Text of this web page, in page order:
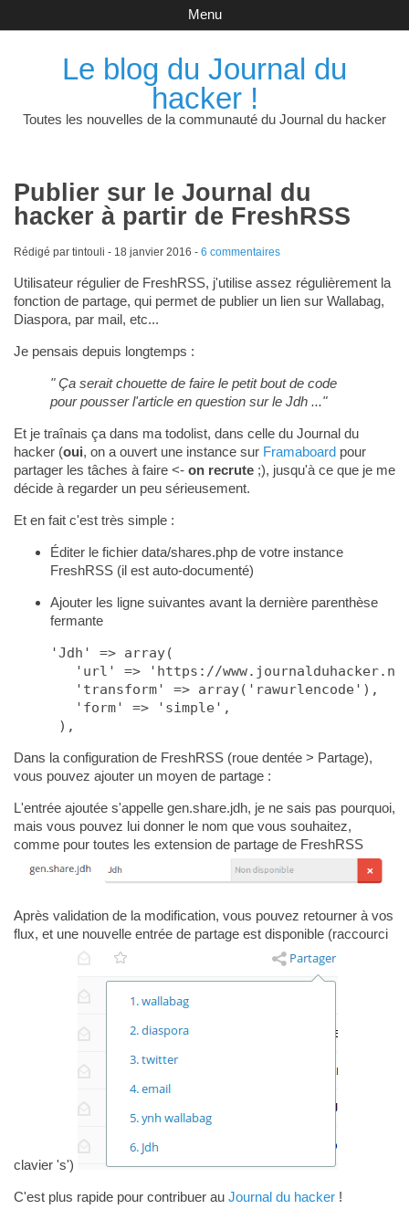
Le blog du Journal du
hacker !
Toutes les nouvelles de la communauté du Journal du hacker
Menu
Publier sur le Journal du
hacker à partir de FreshRSS
Rédigé par tintouli - 18 janvier 2016 - 6 commentaires
Utilisateur régulier de FreshRSS, j'utilise assez régulièrement la
fonction de partage, qui permet de publier un lien sur Wallabag,
Diaspora, par mail, etc...
Je pensais depuis longtemps :
" Ça serait chouette de faire le petit bout de code
pour pousser l'article en question sur le Jdh ..."
Et je traînais ça dans ma todolist, dans celle du Journal du
hacker (oui, on a ouvert une instance sur Framaboardpour
partager les tâches à faire <- on recrute;), jusqu'à ce que je me
décide à regarder un peu sérieusement.
Et en fait c'est très simple :
Éditer le fichier data/shares.php de votre instance
FreshRSS (il est auto-documenté)
Ajouter les ligne suivantes avant la dernière parenthèse
fermante
'Jdh' => array(
'url' => 'https://
   'transform' => array('rawurlencode'),
   'form' => 'simple',
Dans la configuration de FreshRSS (roue dentée > Partage),
vous pouvez ajouter un moyen de partage :
L'entrée ajoutée s'appelle gen.share.jdh, je ne sais pas pourquoi,
mais vous pouvez lui donner le nom que vous souhaitez,
comme pour toutes les extension de partage de FreshRSS
Après validation de la modification, vous pouvez retourner à vos
flux, et une nouvelle entrée de partage est disponible (raccourci
clavier 's')
C'est plus rapide pour contribuer au Journal du hacker!